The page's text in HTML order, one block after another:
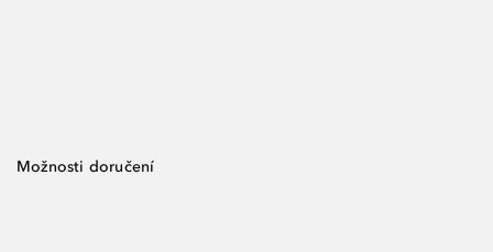
Možnosti doručení